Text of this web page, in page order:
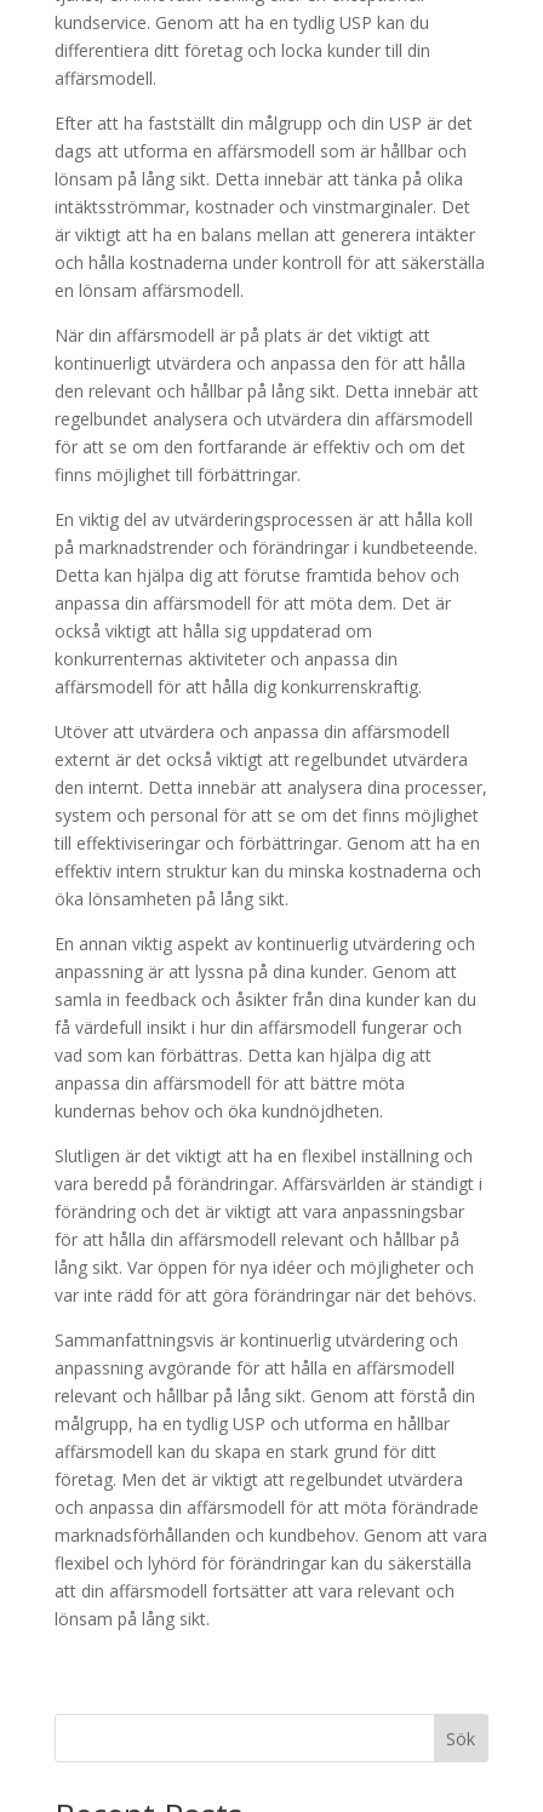
kundservice. Genom att ha en tydlig USP kan du
differentiera ditt företag och locka kunder till din
affärsmodell.
Efter att ha fastställt din målgrupp och din USP är det
dags att utforma en affärsmodell som är hållbar och
lönsam på lång sikt. Detta innebär att tänka på olika
intäktsströmmar, kostnader och vinstmarginaler. Det
är viktigt att ha en balans mellan att generera intäkter
och hålla kostnaderna under kontroll för att säkerställa
en lönsam affärsmodell.
När din affärsmodell är på plats är det viktigt att
kontinuerligt utvärdera och anpassa den för att hålla
den relevant och hållbar på lång sikt. Detta innebär att
regelbundet analysera och utvärdera din affärsmodell
för att se om den fortfarande är effektiv och om det
finns möjlighet till förbättringar.
En viktig del av utvärderingsprocessen är att hålla koll
på marknadstrender och förändringar i kundbeteende.
Detta kan hjälpa dig att förutse framtida behov och
anpassa din affärsmodell för att möta dem. Det är
också viktigt att hålla sig uppdaterad om
konkurrenternas aktiviteter och anpassa din
affärsmodell för att hålla dig konkurrenskraftig.
Utöver att utvärdera och anpassa din affärsmodell
externt är det också viktigt att regelbundet utvärdera
den internt. Detta innebär att analysera dina processer,
system och personal för att se om det finns möjlighet
till effektiviseringar och förbättringar. Genom att ha en
effektiv intern struktur kan du minska kostnaderna och
öka lönsamheten på lång sikt.
En annan viktig aspekt av kontinuerlig utvärdering och
anpassning är att lyssna på dina kunder. Genom att
samla in feedback och åsikter från dina kunder kan du
få värdefull insikt i hur din affärsmodell fungerar och
vad som kan förbättras. Detta kan hjälpa dig att
anpassa din affärsmodell för att bättre möta
kundernas behov och öka kundnöjdheten.
Slutligen är det viktigt att ha en flexibel inställning och
vara beredd på förändringar. Affärsvärlden är ständigt i
förändring och det är viktigt att vara anpassningsbar
för att hålla din affärsmodell relevant och hållbar på
lång sikt. Var öppen för nya idéer och möjligheter och
var inte rädd för att göra förändringar när det behövs.
Sammanfattningsvis är kontinuerlig utvärdering och
anpassning avgörande för att hålla en affärsmodell
relevant och hållbar på lång sikt. Genom att förstå din
målgrupp, ha en tydlig USP och utforma en hållbar
affärsmodell kan du skapa en stark grund för ditt
företag. Men det är viktigt att regelbundet utvärdera
och anpassa din affärsmodell för att möta förändrade
marknadsförhållanden och kundbehov. Genom att vara
flexibel och lyhörd för förändringar kan du säkerställa
att din affärsmodell fortsätter att vara relevant och
lönsam på lång sikt.
Sök